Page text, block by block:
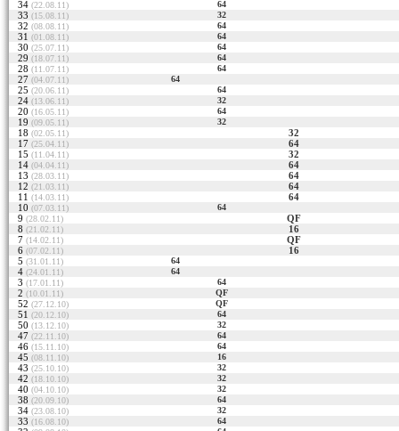
34 (22.08.11) 64
33 (15.08.11) 32
32 (08.08.11) 64
31 (01.08.11) 64
30 (25.07.11) 64
29 (18.07.11) 64
28 (11.07.11) 64
27 (04.07.11) 64
25 (20.06.11) 64
24 (13.06.11) 32
20 (16.05.11) 64
19 (09.05.11) 32
18 (02.05.11)
32
17 (25.04.11)
64
15 (11.04.11)
32
14 (04.04.11)
64
13 (28.03.11)
64
12 (21.03.11)
64
11 (14.03.11)
64
10 (07.03.11) 64
9 (28.02.11)
QF
8 (21.02.11)
16
7 (14.02.11)
QF
6 (07.02.11)
16
5 (31.01.11) 64
4 (24.01.11) 64
3 (17.01.11) 64
2 (10.01.11) QF
52 (27.12.10) QF
51 (20.12.10) 64
50 (13.12.10) 32
47 (22.11.10) 64
46 (15.11.10) 64
45 (08.11.10) 16
43 (25.10.10) 32
42 (18.10.10) 32
40 (04.10.10) 32
38 (20.09.10) 64
34 (23.08.10) 32
33 (16.08.10) 64